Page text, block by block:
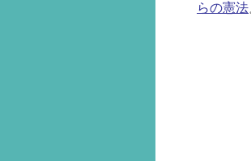
らの憲法